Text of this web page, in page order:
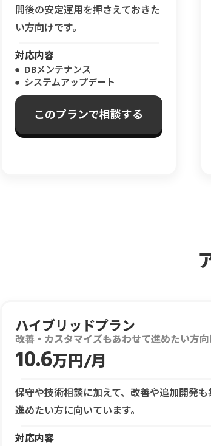
開後の安定運用を押さえておきた
い方向けです。
対応内容
DBメンテナンス
システムアップデート
このプランで相談する
ハイブリッドプラン
改善・カスタマイズもあわせて進めたい方向
10.6万円/月
保守や技術相談に加えて、改善や追加開発
進めたい方に向いています。
対応内容